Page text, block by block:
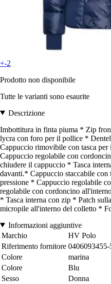
+-2
Prodotto non disponibile
Tutte le varianti sono esaurite
Descrizione
Imbottitura in finta piuma * Zip
lycra con foro per il pollice *
Cappuccio rimovibile con tasca
Cappuccio regolabile con
chiudere il cappuccio * Tasca
davanti.* Cappuccio staccabile con
pressione * Cappuccio regolabile
regolabile con cordoncino
* Tasca interna con zip * Patch
micropile all'interno del colletto *
Informazioni aggiuntive
Marchio
HV Polo
Riferimento fornitore 0406093455-
Colore
marina
Colore
Blu
Sesso
Donna